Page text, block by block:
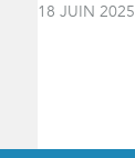
18 JUIN 2025